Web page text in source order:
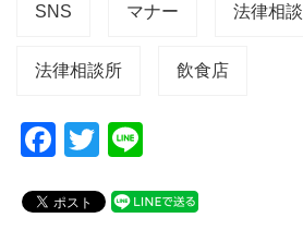
SNS マナー 法律相談
法律相談所 飲食店
F
c
T
tt
e